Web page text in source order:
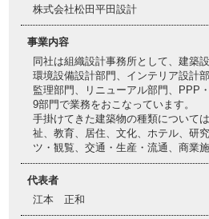
株式会社松田平田設計
事業内容
同社は組織設計事務所として、建築
環境設備設計部門、インテリア設計
監理部門、リニューアル部門、PPP
9部門で業務をおこなっています。
手掛けてきた建築物の種類について
祉、教育、居住、文化、ホテル、研
ツ・観覧、交通・生産・流通、商業
代表者
江本 正和